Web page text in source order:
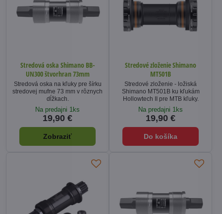
Stredová oska Shimano BB-
UN300 štvorhran 73mm
Stredová oska na kľuky pre šírku
stredovej mufne 73 mm v rôznych
dĺžkach.
Na predajni 1ks
19,90 €
Zobraziť
Stredové zloženie Shimano
MT501B
Stredové zloženie - ložiská
Shimano MT501B ku kľukám
Hollowtech II pre MTB kľuky.
Na predajni 1ks
19,90 €
Do košíka